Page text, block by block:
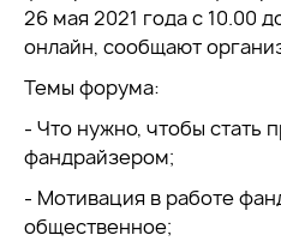
26 мая 2021 года с 10.00
онлайн, сообщают
Темы форума:
- Что нужно, чтобы стать
фандрайзером;
- Мотивация в работе
общественное;